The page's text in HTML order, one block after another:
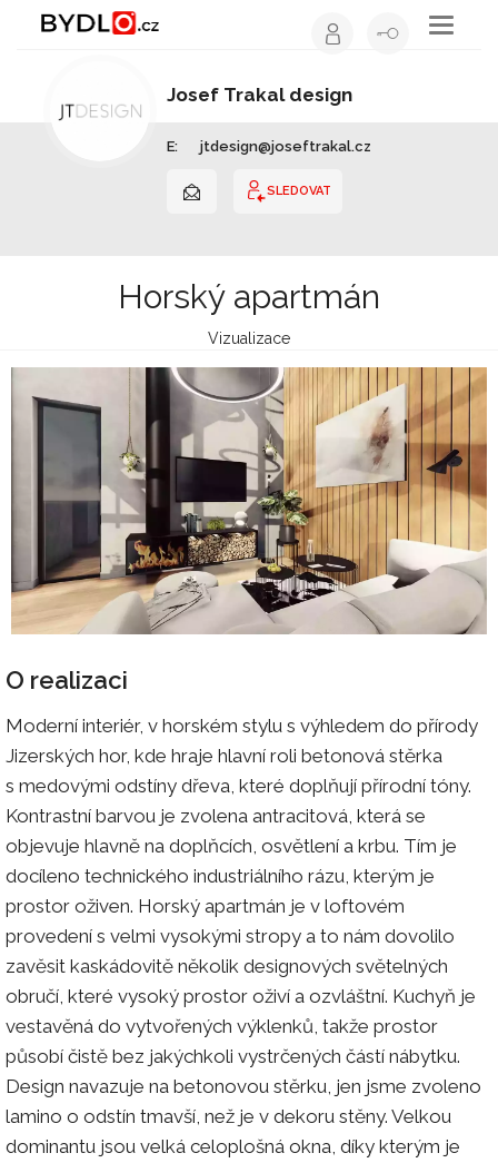
Toggle
Josef Trakal design
E: jtdesign@joseftrakal.cz
SLEDOVAT
Horský apartmán
Vizualizace
O realizaci
Moderní interiér, v horském stylu s výhledem do přírody
Jizerských hor, kde hraje hlavní roli betonová stěrka
s medovými odstíny dřeva, které doplňují přírodní tóny.
Kontrastní barvou je zvolena antracitová, která se
objevuje hlavně na doplňcích, osvětlení a krbu. Tím je
docíleno technického industriálního rázu, kterým je
prostor oživen. Horský apartmán je v loftovém
provedení s velmi vysokými stropy a to nám dovolilo
zavěsit kaskádovitě několik designových světelných
obručí, které vysoký prostor oživí a ozvláštní. Kuchyň je
vestavěná do vytvořených výklenků, takže prostor
působí čistě bez jakýchkoli vystrčených částí nábytku.
Design navazuje na betonovou stěrku, jen jsme zvoleno
lamino o odstín tmavší, než je v dekoru stěny. Velkou
dominantu jsou velká celoplošná okna, díky kterým je